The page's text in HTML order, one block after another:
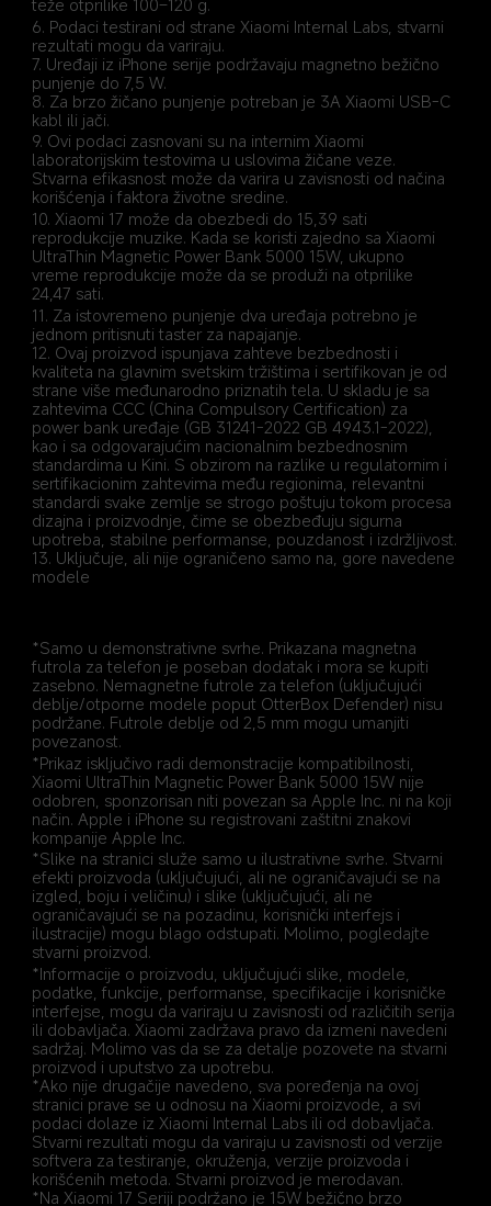
6. Podaci testirani od strane Xiaomi Internal Labs, stvarni
rezultati mogu da variraju.
7. Uređaji iz iPhone serije podržavaju magnetno bežično
punjenje do 7,5 W.
8. Za brzo žičano punjenje potreban je 3A Xiaomi USB-C
kabl ili jači.
9. Ovi podaci zasnovani su na internim Xiaomi
laboratorijskim testovima u uslovima žičane veze.
Stvarna efikasnost može da varira u zavisnosti od načina
korišćenja i faktora životne sredine.
10. Xiaomi 17 može da obezbedi do 15,39 sati
reprodukcije muzike. Kada se koristi zajedno sa Xiaomi
UltraThin Magnetic Power Bank 5000 15W, ukupno
vreme reprodukcije može da se produži na otprilike
24,47 sati.
11. Za istovremeno punjenje dva uređaja potrebno je
jednom pritisnuti taster za napajanje.
12. Ovaj proizvod ispunjava zahteve bezbednosti i
kvaliteta na glavnim svetskim tržištima i sertifikovan je od
strane više međunarodno priznatih tela. U skladu je sa
zahtevima CCC (China Compulsory Certification) za
power bank uređaje (GB 31241-2022 GB 4943.1-2022),
kao i sa odgovarajućim nacionalnim bezbednosnim
standardima u Kini. S obzirom na razlike u regulatornim i
sertifikacionim zahtevima među regionima, relevantni
standardi svake zemlje se strogo poštuju tokom procesa
dizajna i proizvodnje, čime se obezbeđuju sigurna
upotreba, stabilne performanse, pouzdanost i izdržljivost.
13. Uključuje, ali nije ograničeno samo na, gore navedene
modele
*Samo u demonstrativne svrhe. Prikazana magnetna
futrola za telefon je poseban dodatak i mora se kupiti
zasebno. Nemagnetne futrole za telefon (uključujući
deblje/otporne modele poput OtterBox Defender) nisu
podržane. Futrole deblje od 2,5 mm mogu umanjiti
povezanost.
*Prikaz isključivo radi demonstracije kompatibilnosti,
Xiaomi UltraThin Magnetic Power Bank 5000 15W nije
odobren, sponzorisan niti povezan sa Apple Inc. ni na koji
način. Apple i iPhone su registrovani zaštitni znakovi
kompanije Apple Inc.
*Slike na stranici služe samo u ilustrativne svrhe. Stvarni
efekti proizvoda (uključujući, ali ne ograničavajući se na
izgled, boju i veličinu) i slike (uključujući, ali ne
ograničavajući se na pozadinu, korisnički interfejs i
ilustracije) mogu blago odstupati. Molimo, pogledajte
stvarni proizvod.
*Informacije o proizvodu, uključujući slike, modele,
podatke, funkcije, performanse, specifikacije i korisničke
interfejse, mogu da variraju u zavisnosti od različitih serija
ili dobavljača. Xiaomi zadržava pravo da izmeni navedeni
sadržaj. Molimo vas da se za detalje pozovete na stvarni
proizvod i uputstvo za upotrebu.
*Ako nije drugačije navedeno, sva poređenja na ovoj
stranici prave se u odnosu na Xiaomi proizvode, a svi
podaci dolaze iz Xiaomi Internal Labs ili od dobavljača.
Stvarni rezultati mogu da variraju u zavisnosti od verzije
softvera za testiranje, okruženja, verzije proizvoda i
korišćenih metoda. Stvarni proizvod je merodavan.
*Na Xiaomi 17 Seriji podržano je 15W bežično brzo